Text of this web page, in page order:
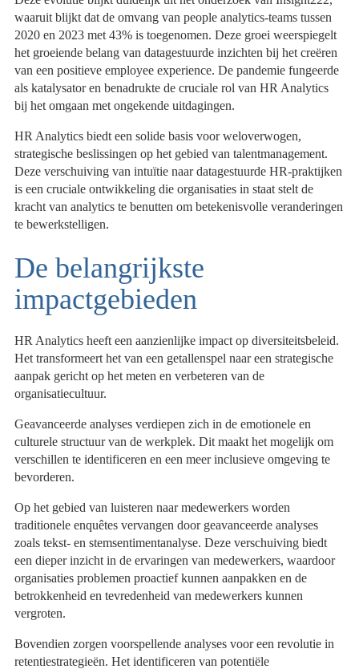
waaruit blijkt dat de omvang van people analytics-teams tussen
2020 en 2023 met 43% is toegenomen. Deze groei weerspiegelt
het groeiende belang van datagestuurde inzichten bij het creëren
van een positieve employee experience. De pandemie fungeerde
als katalysator en benadrukte de cruciale rol van HR Analytics
bij het omgaan met ongekende uitdagingen.
HR Analytics biedt een solide basis voor weloverwogen,
strategische beslissingen op het gebied van talentmanagement.
Deze verschuiving van intuïtie naar datagestuurde HR-praktijken
is een cruciale ontwikkeling die organisaties in staat stelt de
kracht van analytics te benutten om betekenisvolle veranderingen
te bewerkstelligen.
De belangrijkste
impactgebieden
HR Analytics heeft een aanzienlijke impact op diversiteitsbeleid.
Het transformeert het van een getallenspel naar een strategische
aanpak gericht op het meten en verbeteren van de
organisatiecultuur.
Geavanceerde analyses verdiepen zich in de emotionele en
culturele structuur van de werkplek. Dit maakt het mogelijk om
verschillen te identificeren en een meer inclusieve omgeving te
bevorderen.
Op het gebied van luisteren naar medewerkers worden
traditionele enquêtes vervangen door geavanceerde analyses
zoals tekst- en stemsentimentanalyse. Deze verschuiving biedt
een dieper inzicht in de ervaringen van medewerkers, waardoor
organisaties problemen proactief kunnen aanpakken en de
betrokkenheid en tevredenheid van medewerkers kunnen
vergroten.
Bovendien zorgen voorspellende analyses voor een revolutie in
retentiestrategieën. Het identificeren van potentiële